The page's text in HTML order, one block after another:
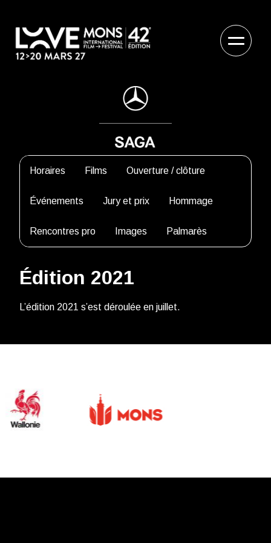
Horaires Films Ouverture / clôture
Événements Jury et prix Hommage
Rencontres pro Images Palmarès
Édition 2021
L’édition 2021 s’est déroulée en juillet.